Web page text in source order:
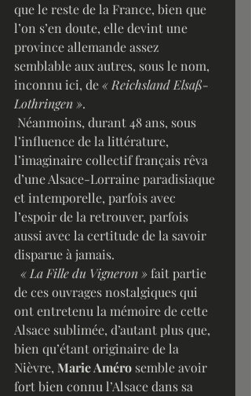
que le reste de la France, bien que
l’on s’en doute, elle devint une
province allemande assez
semblable aux autres, sous le nom,
inconnu ici, de « Reichsland Elsaß-
Lothringen ».
l’influence de la littérature,
l’imaginaire collectif français rêva
d’une Alsace-Lorraine paradisiaque
et intemporelle, parfois avec
l’espoir de la retrouver, parfois
aussi avec la certitude de la savoir
disparue à jamais.
« La Fille du Vigneron » fait partie
de ces ouvrages nostalgiques qui
ont entretenu la mémoire de cette
Alsace sublimée, d’autant plus que,
bien qu’étant originaire de la
Nièvre, Marie Améro semble avoir
fort bien connu l’Alsace dans sa